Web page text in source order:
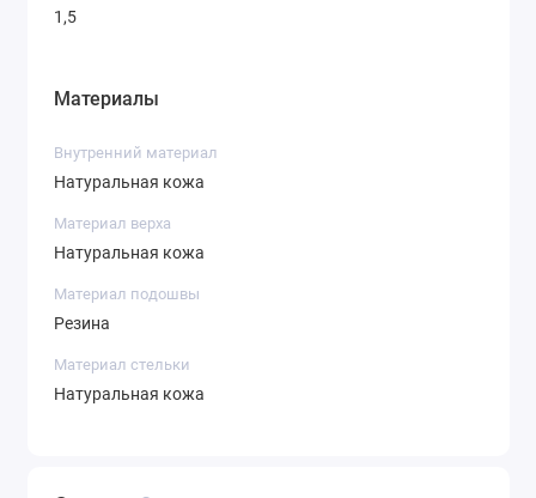
1,5
Материалы
Внутренний материал
Натуральная кожа
Материал верха
Натуральная кожа
Материал подошвы
Резина
Материал стельки
Натуральная кожа